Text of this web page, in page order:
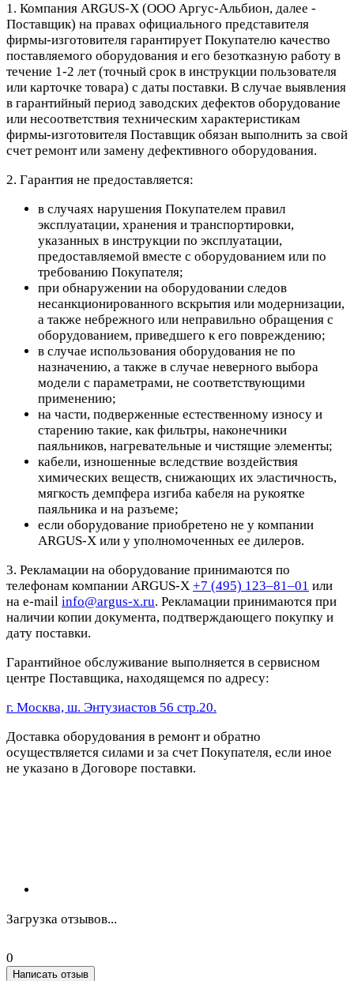
1. Компания ARGUS-X (ООО Аргус-Альбион, далее -
Поставщик) на правах официального представителя
фирмы-изготовителя гарантирует Покупателю качество
поставляемого оборудования и его безотказную работу в
течение 1-2 лет (точный срок в инструкции пользователя
или карточке товара) с даты поставки. В случае выявления
в гарантийный период заводских дефектов оборудование
или несоответствия техническим характеристикам
фирмы-изготовителя Поставщик обязан выполнить за свой
счет ремонт или замену дефективного оборудования.
2. Гарантия не предоставляется:
в случаях нарушения Покупателем правил
эксплуатации, хранения и транспортировки,
указанных в инструкции по эксплуатации,
предоставляемой вместе с оборудованием или по
требованию Покупателя;
при обнаружении на оборудовании следов
несанкционированного вскрытия или модернизации,
а также небрежного или неправильно обращения с
оборудованием, приведшего к его повреждению;
в случае использования оборудования не по
назначению, а также в случае неверного выбора
модели с параметрами, не соответствующими
применению;
на части, подверженные естественному износу и
старению такие, как фильтры, наконечники
паяльников, нагревательные и чистящие элементы;
кабели, изношенные вследствие воздействия
химических веществ, снижающих их эластичность,
мягкость демпфера изгиба кабеля на рукоятке
паяльника и на разъеме;
если оборудование приобретено не у компании
ARGUS-X или у уполномоченных ее дилеров.
3. Рекламации на оборудование принимаются по
телефонам компании ARGUS-X +7 (495) 123–81–01 или
на e-mail info@argus-x.ru. Рекламации принимаются при
наличии копии документа, подтверждающего покупку и
дату поставки.
Гарантийное обслуживание выполняется в сервисном
центре Поставщика, находящемся по адресу:
г. Москва, ш. Энтузиастов 56 стр.20.
Доставка оборудования в ремонт и обратно
осуществляется силами и за счет Покупателя, если иное
не указано в Договоре поставки.
Загрузка отзывов...
0
Написать отзыв